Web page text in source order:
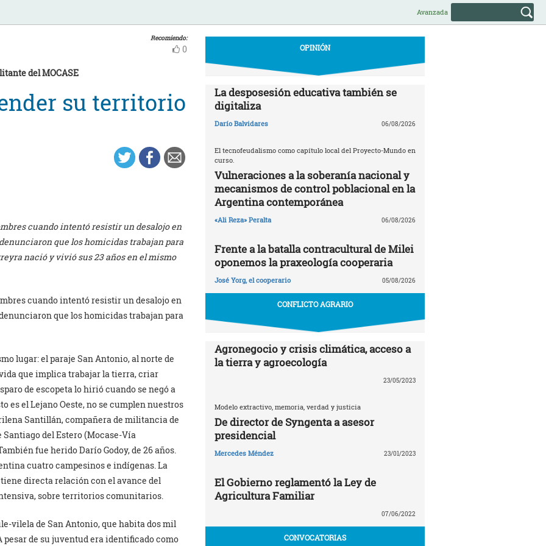
Avanzada
Recomiendo:
0
del MOCASE
su territorio
cuando intentó resistir un desalojo en
que los homicidas trabajan para
nació y vivió sus 23 años en el mismo
cuando intentó resistir un desalojo en
que los homicidas trabajan para
lugar: el paraje San Antonio, al norte de
que implica trabajar la tierra, criar
de escopeta lo hirió cuando se negó a
es el Lejano Oeste, no se cumplen nuestros
Santillán, compañera de militancia de
del Estero (Mocase-Vía
fue herido Darío Godoy, de 26 años.
cuatro campesinos e indígenas. La
directa relación con el avance del
sobre territorios comunitarios.
vilela de San Antonio, que habita dos mil
de su juventud era identificado como
OPINIÓN
La desposesión educativa también se
digitaliza
Darío Balvidares 06/08/2026
El tecnofeudalismo como capítulo local del Proyecto-Mundo en
curso.
Vulneraciones a la soberanía nacional y
mecanismos de control poblacional en la
Argentina contemporánea
«Ali Reza» Peralta 06/08/2026
Frente a la batalla contracultural de Milei
oponemos la praxeología cooperaria
José Yorg, el cooperario 05/08/2026
CONFLICTO AGRARIO
Agronegocio y crisis climática, acceso a
la tierra y agroecología
23/05/2023
Modelo extractivo, memoria, verdad y justicia
De director de Syngenta a asesor
presidencial
Mercedes Méndez 23/01/2023
El Gobierno reglamentó la Ley de
Agricultura Familiar
07/06/2022
CONVOCATORIAS